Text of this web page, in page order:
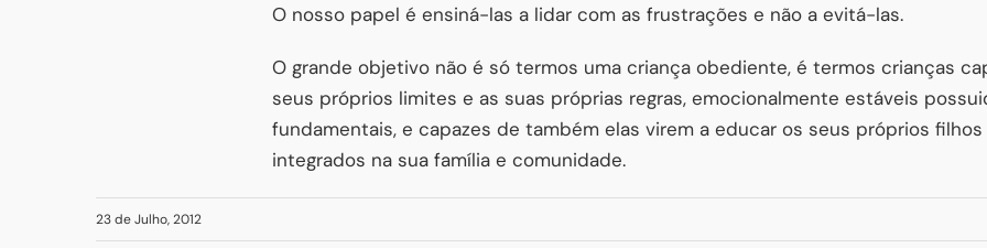
O nosso papel é ensiná-las a lidar com as frustrações e não a evitá-las.
O grande objetivo não é só termos uma criança obediente, é termos crianças
seus próprios limites e as suas próprias regras, emocionalmente estáveis
fundamentais, e capazes de também elas virem a educar os seus próprios
integrados na sua família e comunidade.
23 de Julho, 2012